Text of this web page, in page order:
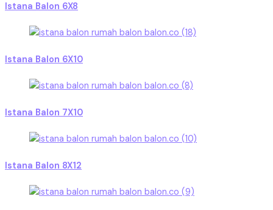
Istana Balon 6X8
Istana Balon 6X10
Istana Balon 7X10
Istana Balon 8X12